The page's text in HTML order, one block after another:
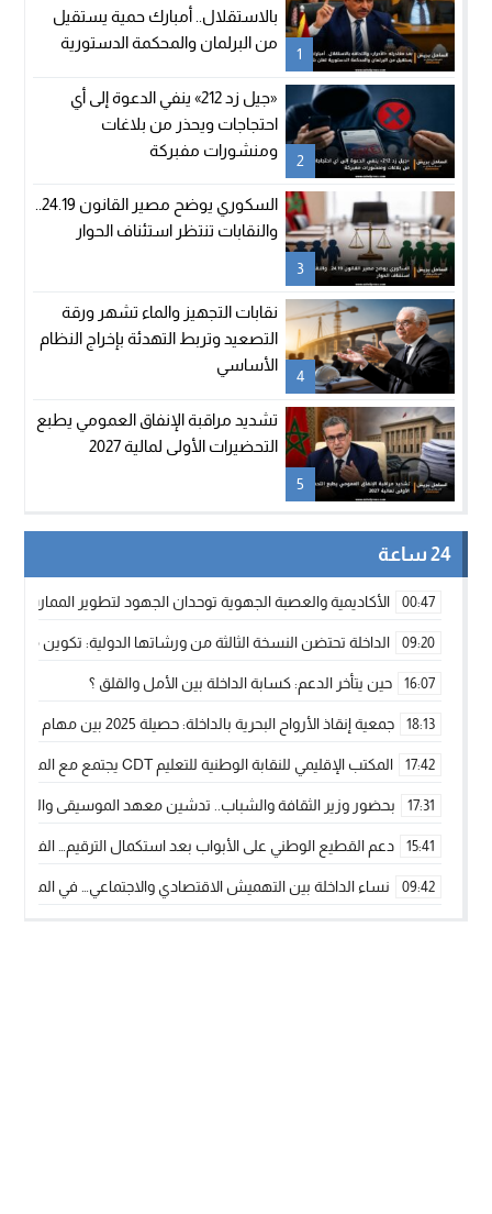
1
بالاستقلال.. أمبارك حمية يستقيل
من البرلمان والمحكمة الدستورية
2
«جيل زد 212» ينفي الدعوة إلى أي
احتجاجات ويحذر من بلاغات
ومنشورات مفبركة
3
السكوري يوضح مصير القانون 24.19..
والنقابات تنتظر استئناف الحوار
4
نقابات التجهيز والماء تشهر ورقة
التصعيد وتربط التهدئة بإخراج النظام
الأساسي
5
تشديد مراقبة الإنفاق العمومي يطبع
التحضيرات الأولى لمالية 2027
24 ساعة
00:47 الأكاديمية والعصبة الجهوية توحدان الجهود لتطوير الممارسة
09:20 الداخلة تحتضن النسخة الثالثة من ورشاتها الدولية: تكوين
16:07 حين يتأخر الدعم: كسابة الداخلة بين الأمل والقلق ؟
18:13 جمعية إنقاذ الأرواح البحرية بالداخلة: حصيلة 2025 بين مهام الإنقاذ ومشروع “دار البحار”
17:42 المكتب الإقليمي للنقابة الوطنية للتعليم CDT يجتمع مع المدير الإقليمي لمناقشة ملفات جوهرية لنساء ورجال التعليم
17:31 بحضور وزير الثقافة والشباب.. تدشين معهد الموسيقى والفنون
15:41 دعم القطيع الوطني على الأبواب بعد استكمال الترقيم…
09:42 نساء الداخلة بين التهميش الاقتصادي والاجتماعي… في المؤسسات